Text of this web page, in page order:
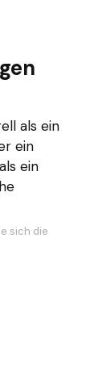
als ein
ein
ein
sich die